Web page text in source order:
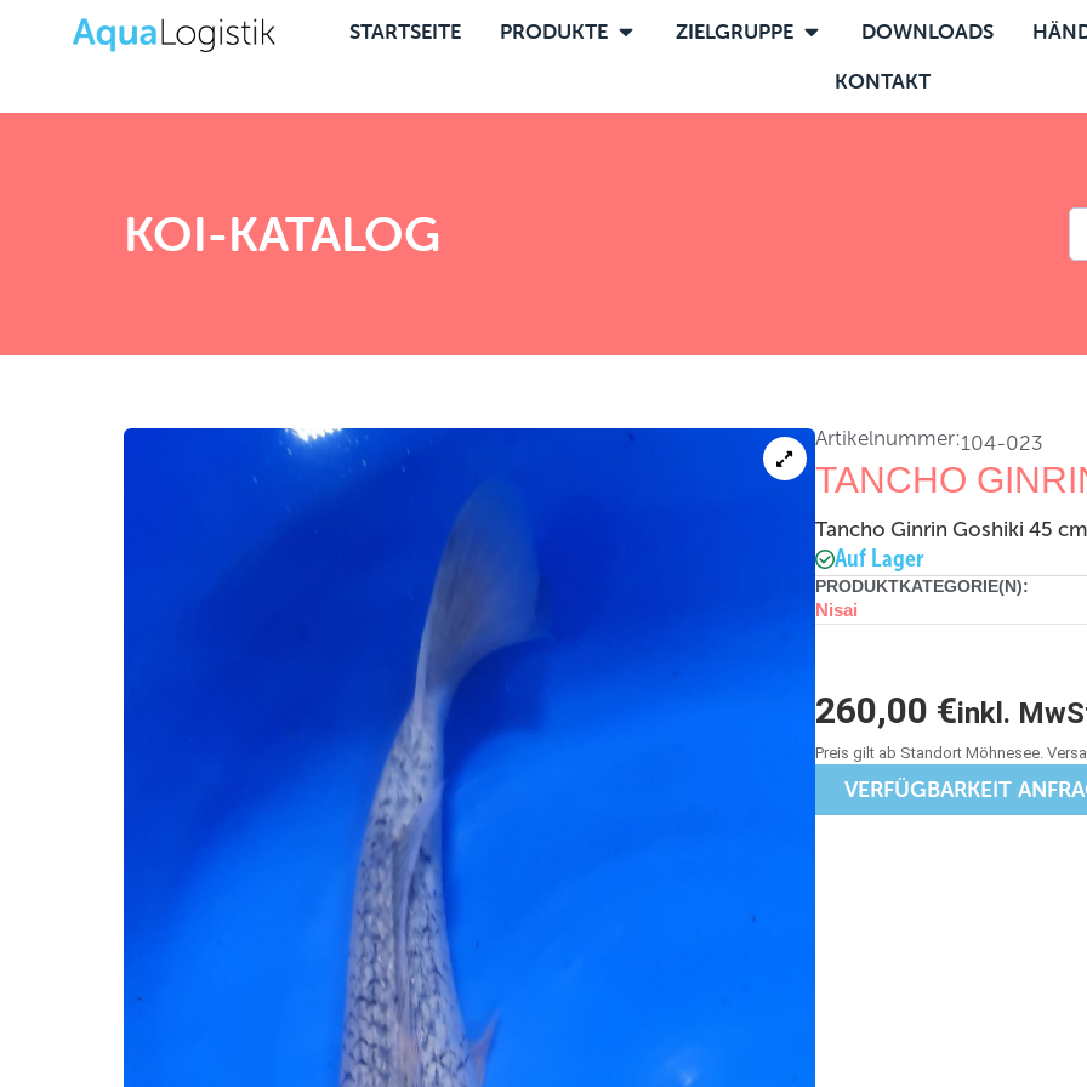
STARTSEITE PRODUKTE ZIELGRUPPE DOWNLOADS
KONTAKT
KOI-KATALOG
Artikelnummer:104-023
TANCHO
Tancho Ginrin Goshiki 45 cm
Auf Lager
PRODUKTKATEGORIE(N):
Nisai
260,00 €inkl.
VERFÜGBARKEIT